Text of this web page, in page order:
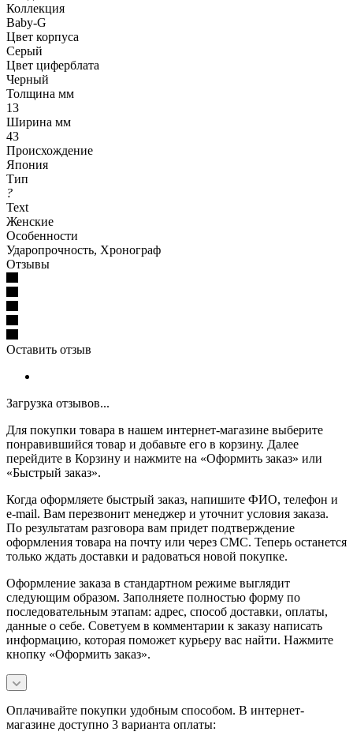
Коллекция
Baby-G
Цвет корпуса
Серый
Цвет циферблата
Черный
Толщина мм
13
Ширина мм
43
Происхождение
Япония
Тип
?
Text
Женские
Особенности
Ударопрочность, Хронограф
Отзывы
Оставить отзыв
Загрузка отзывов...
Для покупки товара в нашем интернет-магазине выберите
понравившийся товар и добавьте его в корзину. Далее
перейдите в Корзину и нажмите на «Оформить заказ» или
«Быстрый заказ».
Когда оформляете быстрый заказ, напишите ФИО, телефон и
e-mail. Вам перезвонит менеджер и уточнит условия заказа.
По результатам разговора вам придет подтверждение
оформления товара на почту или через СМС. Теперь останется
только ждать доставки и радоваться новой покупке.
Оформление заказа в стандартном режиме выглядит
следующим образом. Заполняете полностью форму по
последовательным этапам: адрес, способ доставки, оплаты,
данные о себе. Советуем в комментарии к заказу написать
информацию, которая поможет курьеру вас найти. Нажмите
кнопку «Оформить заказ».
Оплачивайте покупки удобным способом. В интернет-
магазине доступно 3 варианта оплаты: